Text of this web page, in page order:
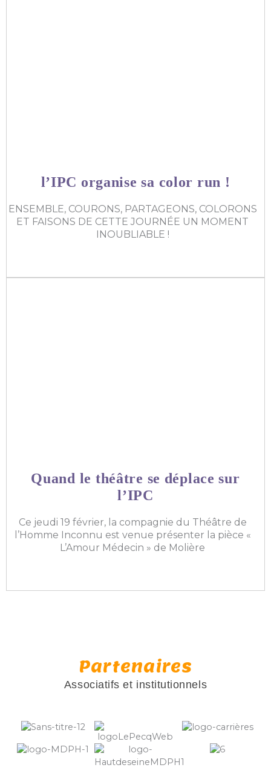
l’IPC organise sa color run !
ENSEMBLE, COURONS, PARTAGEONS, COLORONS
ET FAISONS DE CETTE JOURNÉE UN MOMENT
INOUBLIABLE !
Quand le théâtre se déplace sur
l’IPC
Ce jeudi 19 février, la compagnie du Théâtre de
l’Homme Inconnu est venue présenter la pièce «
L’Amour Médecin » de Molière
Partenaires
Associatifs et institutionnels